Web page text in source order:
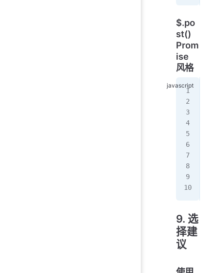
$.po
st()
Prom
ise
风格
9. 选
择建
议